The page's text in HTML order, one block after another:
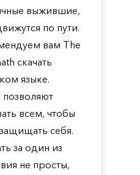
выжившие,
по пути.
вам The
скачать
языке.
позволяют
всем, чтобы
себя.
за один из
не просты,